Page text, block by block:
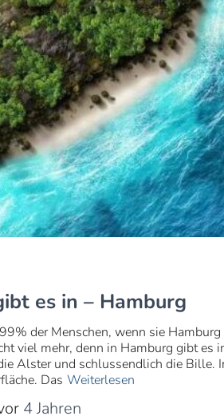
es in – Hamburg
der Menschen, wenn sie
viel mehr, denn in Hamburg gibt es
Alster und schlussendlich die Bille.
Das Weiterlesen
4 Jahren